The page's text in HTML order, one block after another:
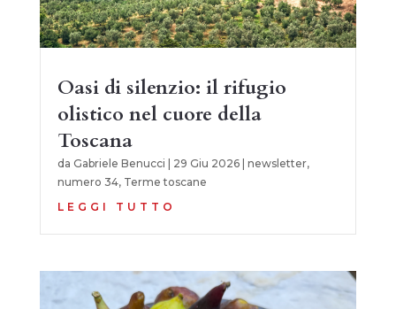
Oasi di silenzio: il rifugio
olistico nel cuore della
Toscana
da Gabriele Benucci 29 Giu 2026| newsletter,
numero 34, Terme toscane
LEGGI TUTTO